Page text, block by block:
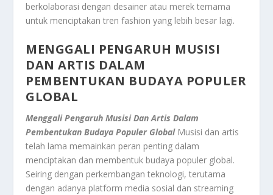
berkolaborasi dengan desainer atau merek ternama
untuk menciptakan tren fashion yang lebih besar lagi.
MENGGALI PENGARUH MUSISI
DAN ARTIS DALAM
PEMBENTUKAN BUDAYA POPULER
GLOBAL
Menggali Pengaruh Musisi Dan Artis Dalam
Pembentukan Budaya Populer Global Musisi dan artis
telah lama memainkan peran penting dalam
menciptakan dan membentuk budaya populer global.
Seiring dengan perkembangan teknologi, terutama
dengan adanya platform media sosial dan streaming